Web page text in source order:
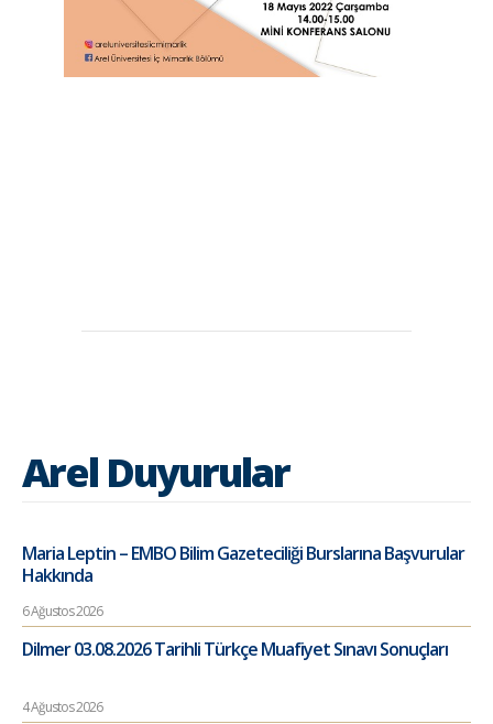
Arel Duyurular
Maria Leptin – EMBO Bilim Gazeteciliği Burslarına Başvurular
Hakkında
6 Ağustos 2026
Dilmer 03.08.2026 Tarihli Türkçe Muafiyet Sınavı Sonuçları
4 Ağustos 2026